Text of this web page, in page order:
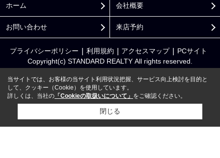
ホーム 会社概要
お問い合わせ 来店予約
プライバシーポリシー 利用規約 アクセスマップ PCサイト
Copyright(c) STANDARD REALTY All rights reserved.
当サイトでは、お客様の当サイト利用状況把握、サービス向上検討を目的と
して、クッキー（Cookie）を使用しています。
詳しくは、当社の 「Cookieの取扱いについて」 をご確認ください。
閉じる